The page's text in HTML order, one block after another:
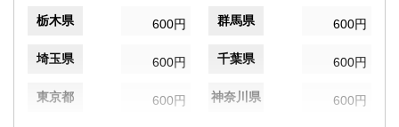
栃木県 600円 群馬県 600円
埼玉県 600円 千葉県 600円
東京都 600円 神奈川県 600円